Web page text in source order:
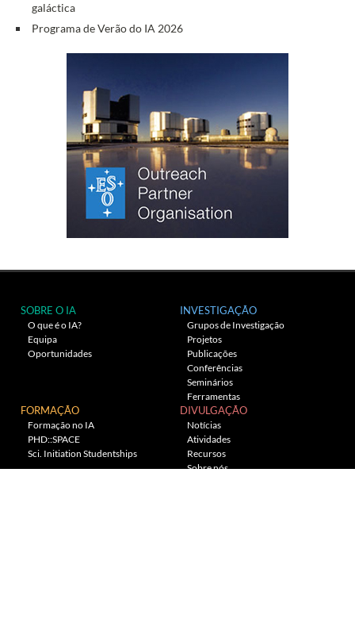
galáctica
Programa de Verão do IA 2026
SOBRE O IA
O que é o IA?
Equipa
Oportunidades
INVESTIGAÇÃO
Grupos de Investigação
Projetos
Publicações
Conferências
Seminários
Ferramentas
FORMAÇÃO
Formação no IA
PHD::SPACE
Sci. Initiation Studentships
DIVULGAÇÃO
Notícias
Atividades
Recursos
Sobre nós